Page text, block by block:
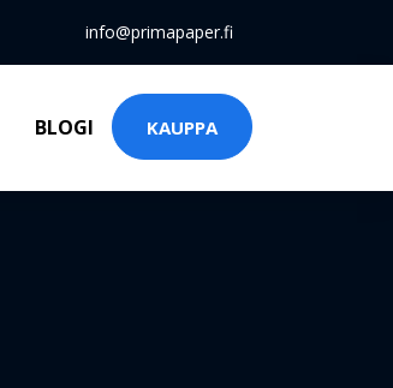
info@primapaper.fi
BLOGI KAUPPA